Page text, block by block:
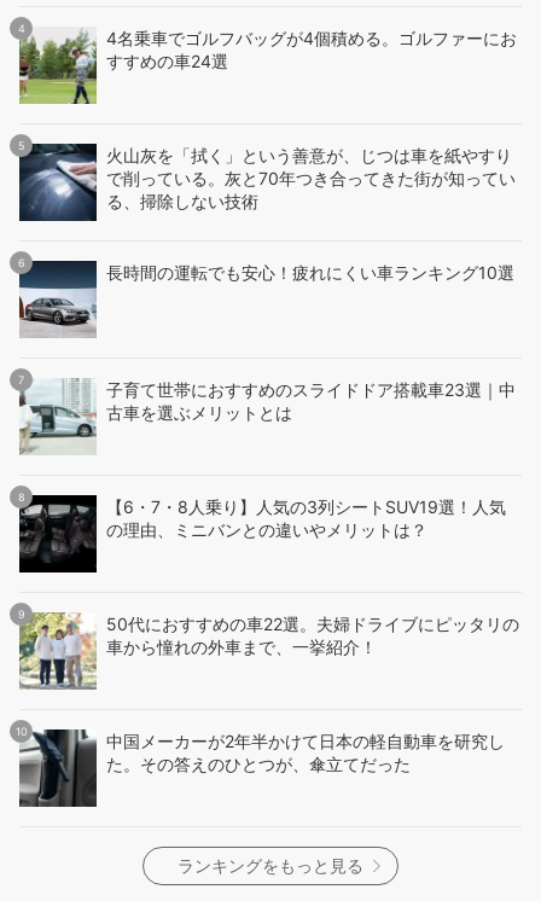
4名乗車でゴルフバッグが4個積める。ゴルファーにお
すすめの車24選
火山灰を「拭く」という善意が、じつは車を紙やすり
で削っている。灰と70年つき合ってきた街が知ってい
る、掃除しない技術
長時間の運転でも安心！疲れにくい車ランキング10選
子育て世帯におすすめのスライドドア搭載車23選｜中
古車を選ぶメリットとは
【6・7・8人乗り】人気の3列シートSUV19選！人気
の理由、ミニバンとの違いやメリットは？
50代におすすめの車22選。夫婦ドライブにピッタリの
車から憧れの外車まで、一挙紹介！
中国メーカーが2年半かけて日本の軽自動車を研究し
た。その答えのひとつが、傘立てだった
ランキングをもっと見る